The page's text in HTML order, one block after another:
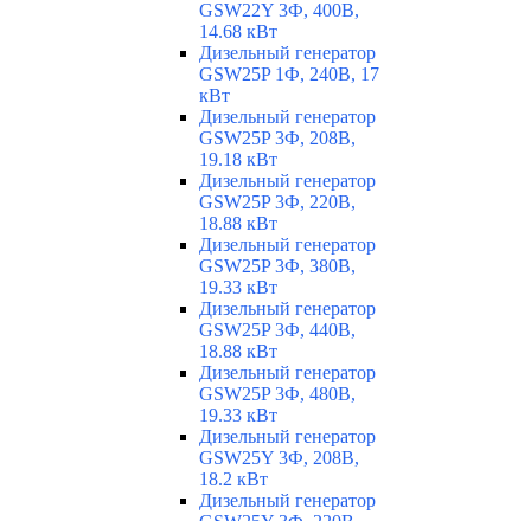
GSW22Y 3Ф, 400В,
14.68 кВт
Дизельный генератор
GSW25P 1Ф, 240В, 17
кВт
Дизельный генератор
GSW25P 3Ф, 208В,
19.18 кВт
Дизельный генератор
GSW25P 3Ф, 220В,
18.88 кВт
Дизельный генератор
GSW25P 3Ф, 380В,
19.33 кВт
Дизельный генератор
GSW25P 3Ф, 440В,
18.88 кВт
Дизельный генератор
GSW25P 3Ф, 480В,
19.33 кВт
Дизельный генератор
GSW25Y 3Ф, 208В,
18.2 кВт
Дизельный генератор